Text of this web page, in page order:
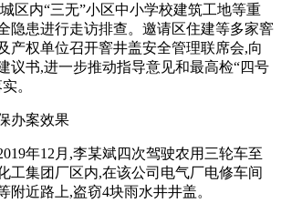
区内“三无”小区中小学校建筑工地等重
隐患进行走访排查。邀请区住建等多家窨
产权单位召开窨井盖安全管理联席会,向
议书,进一步推动指导意见和最高检“四号
。
办案效果
年12月,李某斌四次驾驶农用三轮车至
工集团厂区内,在该公司电气厂电修车间
附近路上,盗窃4块雨水井井盖。